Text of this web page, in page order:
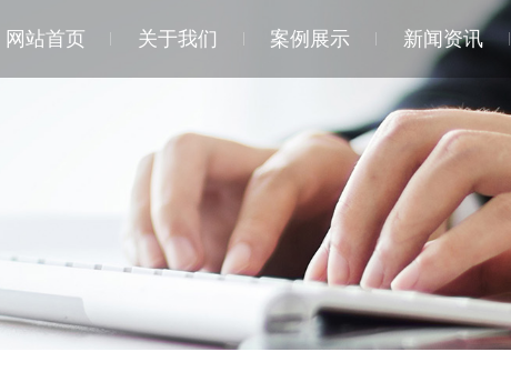
网站首页 关于我们 案例展示 新闻资讯